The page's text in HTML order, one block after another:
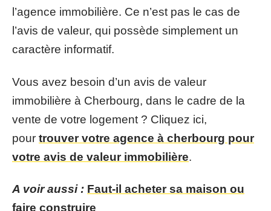
l’agence immobilière. Ce n’est pas le cas de
l’avis de valeur, qui possède simplement un
caractère informatif.
Vous avez besoin d’un avis de valeur
immobilière à Cherbourg, dans le cadre de la
vente de votre logement ? Cliquez ici,
pour trouver votre agence à cherbourg pour
votre avis de valeur immobilière.
A voir aussi : Faut-il acheter sa maison ou
faire construire